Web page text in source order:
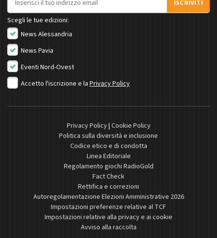
ISCRIVITI
Scegli le tue edizioni:
News Alessandria
News Pavia
Eventi Nord-Ovest
Accetto l'iscrizione e la Privacy Policy
Privacy Policy| Cookie Policy
Politica sulla diversità e inclusione
Codice etico e di condotta
Linea Editoriale
Regolamento giochi RadioGold
Fact Check
Rettifica e correzioni
Autoregolamentazione Elezioni Amministrative 2026
Impostazioni preferenze relative al TCF
Impostazioni relative alla privacy e ai cookie
Avviso alla raccolta